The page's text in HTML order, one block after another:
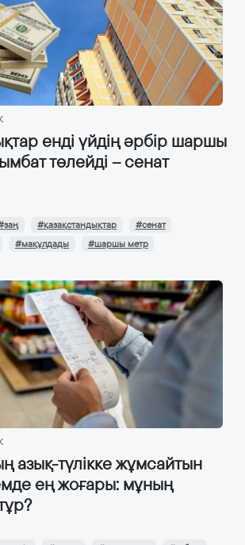
енді үйдің әрбір шаршы
төлейді – сенат
#қазақстандықтар
#сенат
#мақұлдады #шаршы метр
азық-түлікке жұмсайтын
ең жоғары: мұның